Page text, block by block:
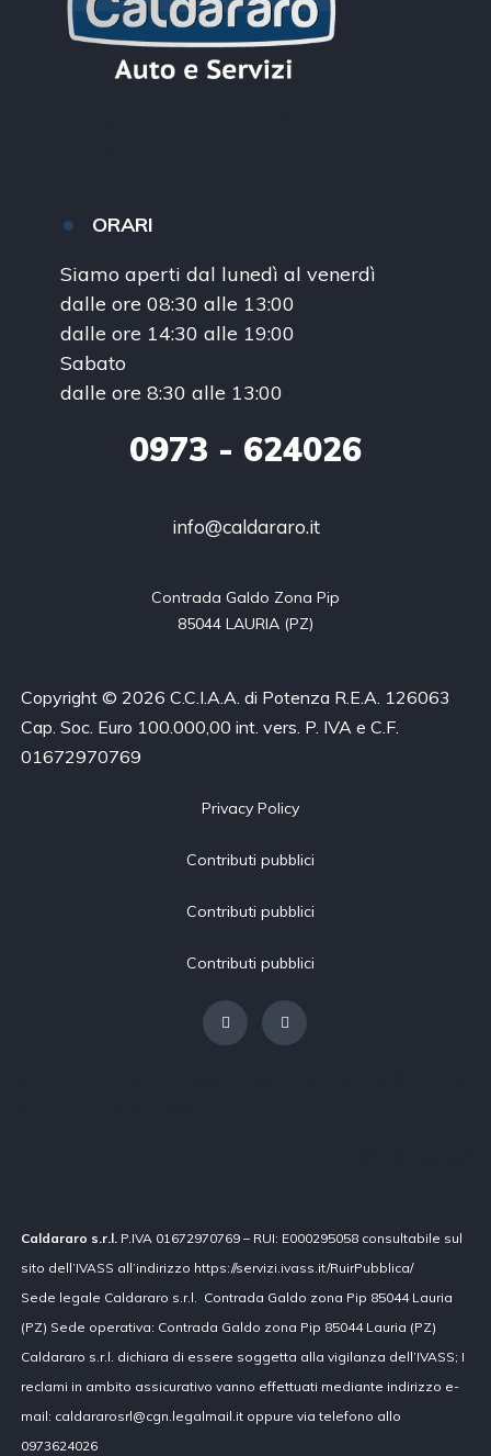
ORARI
Siamo aperti dal lunedì al venerdì
dalle ore 08:30 alle 13:00
dalle ore 14:30 alle 19:00
Sabato
dalle ore 8:30 alle 13:00
0973 - 624026
info@caldararo.it
Contrada Galdo Zona Pip
85044 LAURIA (PZ)
Copyright © 2026 C.C.I.A.A. di Potenza R.E.A. 126063
Cap. Soc. Euro 100.000,00 int. vers. P. IVA e C.F.
01672970769
Privacy Policy
Contributi pubblici
Contributi pubblici
Contributi pubblici
Caldararo s.r.l. P.IVA 01672970769 – RUI: E000295058 consultabile sul
sito dell’IVASS all’indirizzo https://servizi.ivass.it/RuirPubblica/
Sede legale Caldararo s.r.l. Contrada Galdo zona Pip 85044 Lauria
(PZ) Sede operativa: Contrada Galdo zona Pip 85044 Lauria (PZ)
Caldararo s.r.l. dichiara di essere soggetta alla vigilanza dell’IVASS; I
reclami in ambito assicurativo vanno effettuati mediante indirizzo e-
mail: caldararosrl@cgn.legalmail.it oppure via telefono allo
0973624026